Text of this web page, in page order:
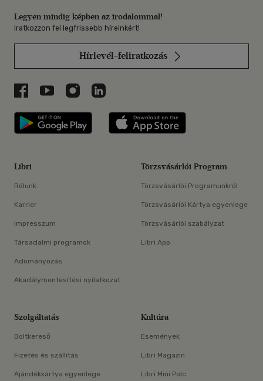
Legyen mindig képben az irodalommal!
Iratkozzon fel legfrissebb híreinkért!
Hírlevél-feliratkozás
Libri a Facebookon
Libri a Youtube-on
Libri az Instagramon
Libri a LinkedInen
Libri applikáció Szerezd meg: Google
Libri
Rólunk
Karrier
Impresszum
Társadalmi programok
Adományozás
Akadálymentesítési nyilatkozat
Törzsvásárlói Program
Törzsvásárlói Programunkról
Törzsvásárlói Kártya egyenlege
Törzsvásárlói szabályzat
Libri App
Szolgáltatás
Boltkereső
Fizetés és szállítás
Ajándékkártya egyenlege
Kultúra
Események
Libri Magazin
Libri Mini Polc